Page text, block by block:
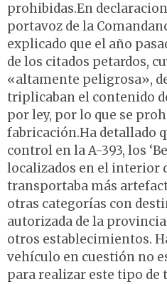
prohibidas.En
portavoz de la
explicado que el año
de los citados petardos,
«altamente peligrosa»,
triplicaban el contenido
por ley, por lo que se
fabricación.Ha detallado
control en la A-393, los
localizados en el interior
transportaba más
otras categorías con
autorizada de la
otros establecimientos.
vehículo en cuestión no
para realizar este tipo de